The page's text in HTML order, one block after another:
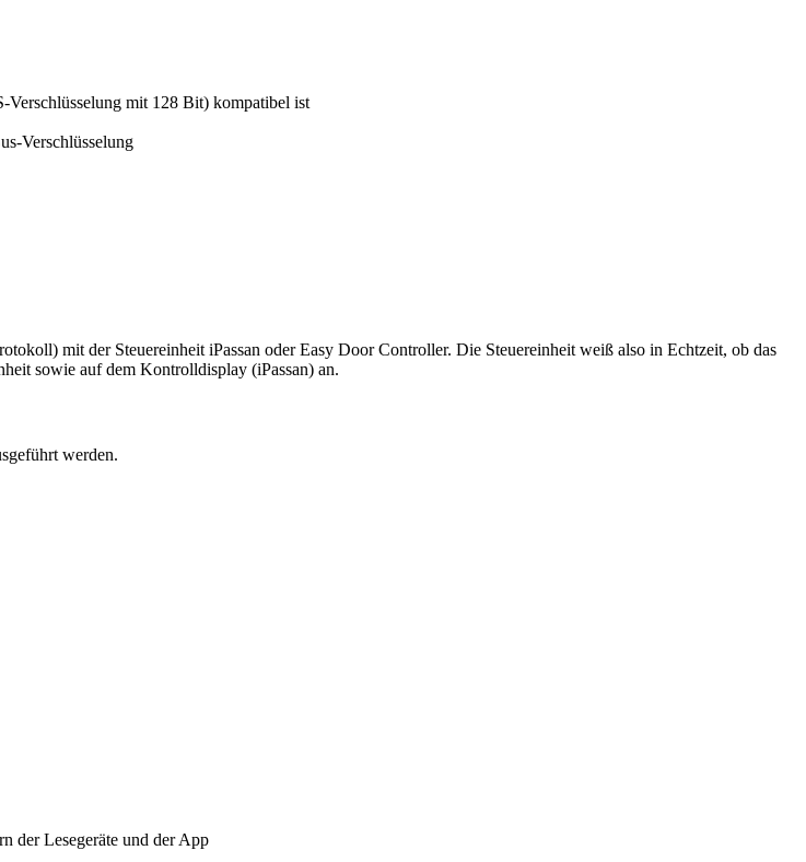
mit 128 Bit) kompatibel ist
Verschlüsselung
mit der Steuereinheit iPassan oder Easy Door Controller. Die Steuereinheit weiß also in Echtzeit, ob das
sowie auf dem Kontrolldisplay (iPassan) an.
werden.
der Lesegeräte und der App